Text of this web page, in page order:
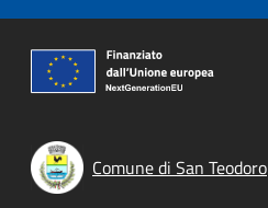
Comune di San Teodoro